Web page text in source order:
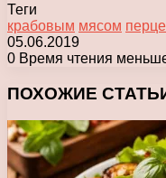
Теги
крабовым мясом
05.06.2019
0 Время чтения
ПОХОЖИЕ